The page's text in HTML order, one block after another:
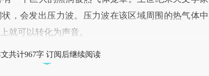
，会发出压力波。压力波在该区域周围的热气体中
就可以转化为声音。
共计967字 订阅后继续阅读